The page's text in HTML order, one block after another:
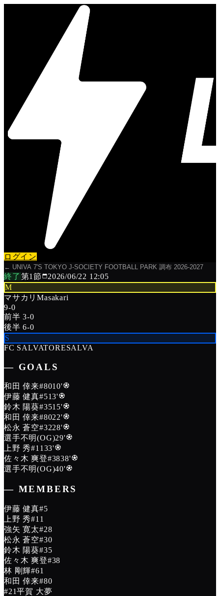
ログイン
← UNIVA 7'S TOKYO J-SOCIETY FOOTBALL PARK 調布 2026-2027
終了 第1節
2026/06/22 12:05
M
マサカリMasakari
9-0
前半3-0
後半6-0
S
FC SALVATORESALVA
― GOALS
和田 倖来#8010'
伊藤 健真#513'
鈴木 陽葵#3515'
和田 倖来#8022'
松永 蒼空#3228'
選手不明(OG)29'
上野 秀#1133'
佐々木 爽登#3838'
選手不明(OG)40'
― MEMBERS
伊藤 健真#5
上野 秀#11
強矢 寛太#28
松永 蒼空#30
鈴木 陽葵#35
佐々木 爽登#38
林 剛輝#61
和田 倖来#80
#21平賀 大夢